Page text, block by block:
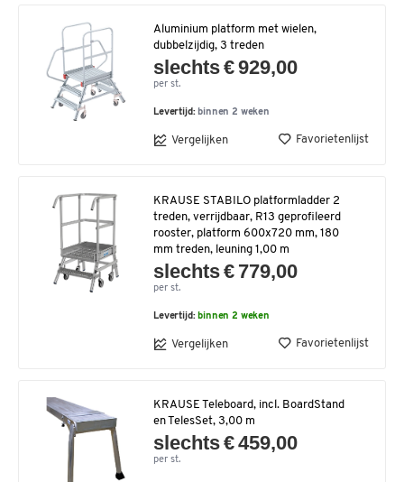
Aluminium platform met wielen,
dubbelzijdig, 3 treden
slechts € 929,00
per st.
Levertijd: binnen 2 weken
Vergelijken Favorietenlijst
KRAUSE STABILO platformladder 2
treden, verrijdbaar, R13 geprofileerd
rooster, platform 600x720 mm, 180
mm treden, leuning 1,00 m
slechts € 779,00
per st.
Levertijd: binnen 2 weken
Vergelijken Favorietenlijst
KRAUSE Teleboard, incl. BoardStand
en TelesSet, 3,00 m
slechts € 459,00
per st.